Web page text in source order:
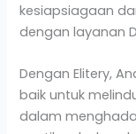
kesiapsiagaan
dengan layanan
Dengan Elitery,
baik untuk
dalam